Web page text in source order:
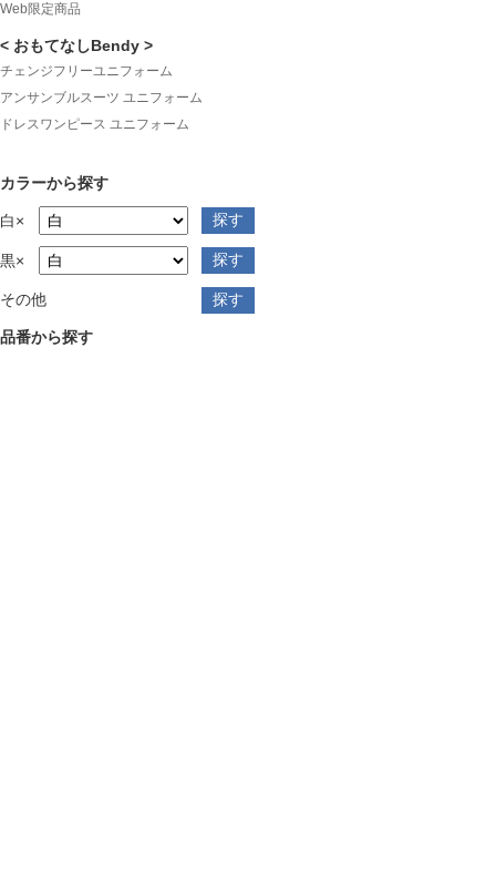
Web限定商品
< おもてなしBendy >
チェンジフリーユニフォーム
アンサンブルスーツ ユニフォーム
ドレスワンピース ユニフォーム
カラーから探す
白×
黒×
その他
品番から探す